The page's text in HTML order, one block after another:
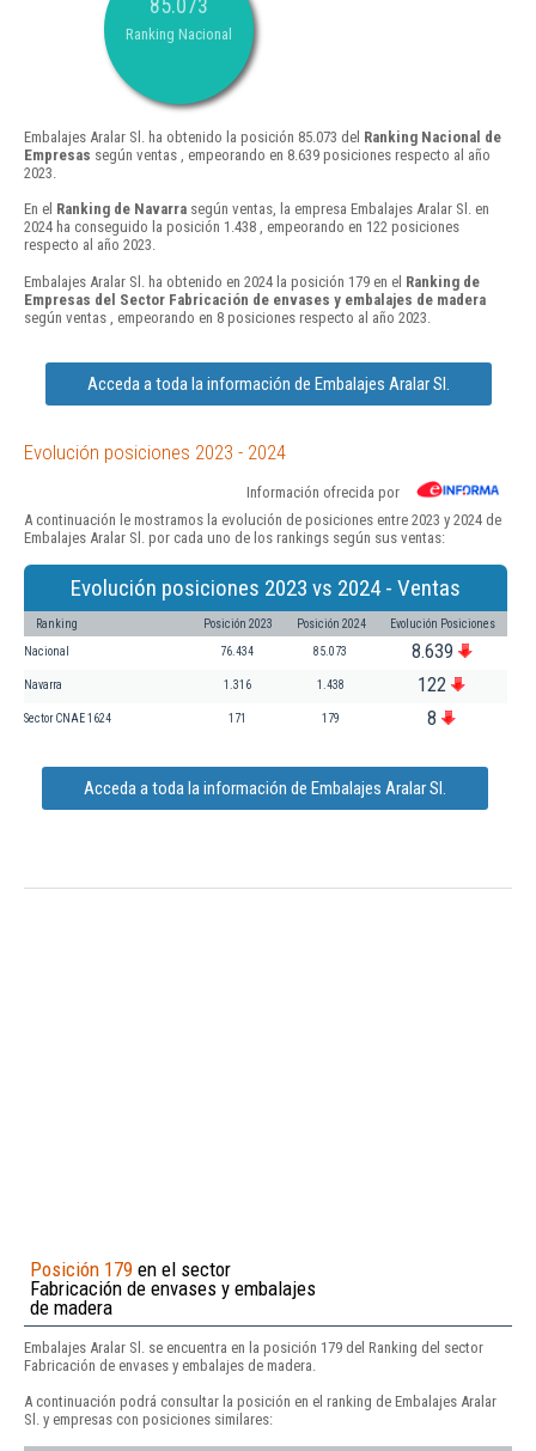
85.073
Ranking Nacional
Embalajes Aralar Sl. ha obtenido la posición 85.073 del Ranking Nacional de
Empresas según ventas , empeorando en 8.639 posiciones respecto al año
2023.
En el Ranking de Navarra según ventas, la empresa Embalajes Aralar Sl. en
2024 ha conseguido la posición 1.438 , empeorando en 122 posiciones
respecto al año 2023.
Embalajes Aralar Sl. ha obtenido en 2024 la posición 179 en el Ranking de
Empresas del Sector Fabricación de envases y embalajes de madera
según ventas , empeorando en 8 posiciones respecto al año 2023.
Acceda a toda la información de Embalajes Aralar Sl.
Evolución posiciones 2023 - 2024
Información ofrecida por
A continuación le mostramos la evolución de posiciones entre 2023 y 2024 de
Embalajes Aralar Sl. por cada uno de los rankings según sus ventas:
Evolución posiciones 2023 vs 2024 - Ventas
Ranking Posición 2023 Posición 2024 Evolución Posiciones
Nacional 76.434 85.073 8.639
Navarra 1.316 1.438 122
Sector CNAE 1624 171 179 8
Acceda a toda la información de Embalajes Aralar Sl.
Posición 179 en el sector
Fabricación de envases y embalajes
de madera
Embalajes Aralar Sl. se encuentra en la posición 179 del Ranking del sector
Fabricación de envases y embalajes de madera.
A continuación podrá consultar la posición en el ranking de Embalajes Aralar
Sl. y empresas con posiciones similares: